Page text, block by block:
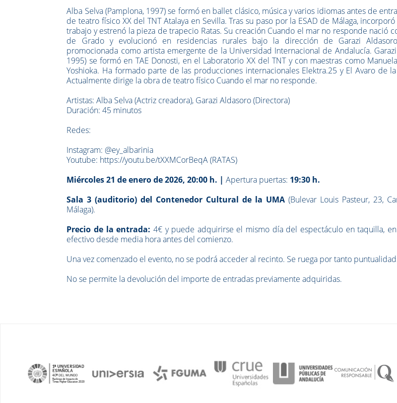
Alba Selva (Pamplona, 1997) se formó en ballet clásico, música y varios idiomas antes de
de teatro físico XX del TNT Atalaya en Sevilla. Tras su paso por la ESAD de Málaga,
trabajo y estrenó la pieza de trapecio Ratas. Su creación Cuando el mar no responde nació
de Grado y evolucionó en residencias rurales bajo la dirección de Garazi
promocionada como artista emergente de la Universidad Internacional de Andalucía.
1995) se formó en TAE Donosti, en el Laboratorio XX del TNT y con maestras como
Yoshioka. Ha formado parte de las producciones internacionales Elektra.25 y El Avaro de
Actualmente dirige la obra de teatro físico Cuando el mar no responde.
Artistas: Alba Selva (Actriz creadora), Garazi Aldasoro (Directora)
Duración: 45 minutos
Redes:
Instagram: @ey_albarinia
Youtube: https://youtu.be/tXXMCorBeqA (RATAS)
Miércoles 21 de enero de 2026, 20:00 h. |Apertura puertas: 19:30 h.
Sala 3 (auditorio) del Contenedor Cultural de la UMA(Bulevar Louis Pasteur, 23,
Málaga).
Precio de la entrada: 4€ y puede adquirirse el mismo día del espectáculo en taquilla,
efectivo desde media hora antes del comienzo.
Una vez comenzado el evento, no se podrá acceder al recinto. Se ruega por tanto
No se permite la devolución del importe de entradas previamente adquiridas.